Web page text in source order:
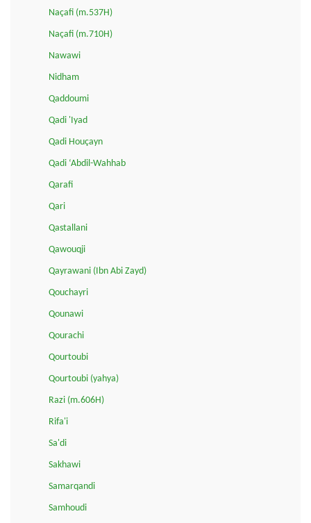
Naçafi (m.537H)
Naçafi (m.710H)
Nawawi
Nidham
Qaddoumi
Qadi 'Iyad
Qadi Houçayn
Qadi ‘Abdil-Wahhab
Qarafi
Qari
Qastallani
Qawouqji
Qayrawani (Ibn Abi Zayd)
Qouchayri
Qounawi
Qourachi
Qourtoubi
Qourtoubi (yahya)
Razi (m.606H)
Rifa'i
Sa'di
Sakhawi
Samarqandi
Samhoudi